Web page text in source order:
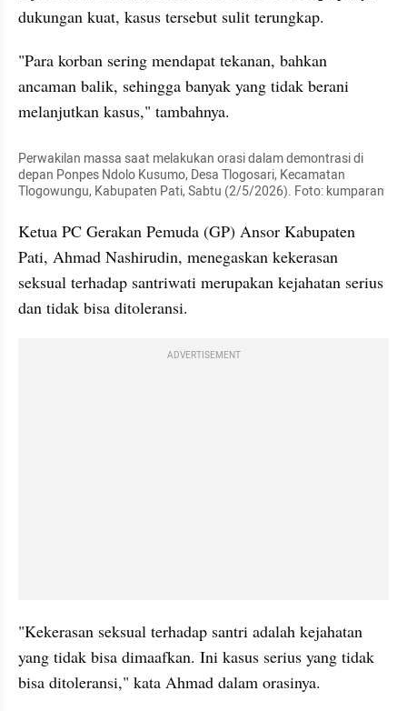
dukungan kuat, kasus tersebut sulit terungkap.
"Para korban sering mendapat tekanan, bahkan
ancaman balik, sehingga banyak yang tidak berani
melanjutkan kasus," tambahnya.
Perwakilan massa saat melakukan orasi dalam demontrasi di
depan Ponpes Ndolo Kusumo, Desa Tlogosari, Kecamatan
Tlogowungu, Kabupaten Pati, Sabtu (2/5/2026). Foto: kumparan
Ketua PC Gerakan Pemuda (GP) Ansor Kabupaten
Pati, Ahmad Nashirudin, menegaskan kekerasan
seksual terhadap santriwati merupakan kejahatan serius
dan tidak bisa ditoleransi.
ADVERTISEMENT
"Kekerasan seksual terhadap santri adalah kejahatan
yang tidak bisa dimaafkan. Ini kasus serius yang tidak
bisa ditoleransi," kata Ahmad dalam orasinya.